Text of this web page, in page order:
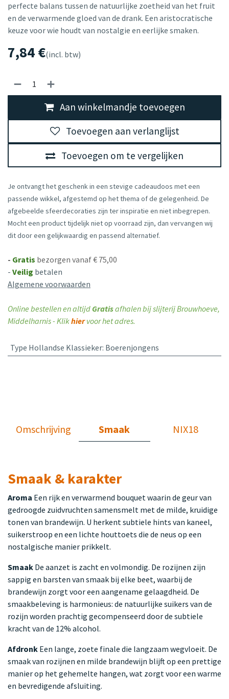
perfecte balans tussen de natuurlijke zoetheid van het fruit
en de verwarmende gloed van de drank. Een aristocratische
keuze voor wie houdt van nostalgie en eerlijke smaken.
7,84€(incl. btw)
Aan winkelmandje toevoegen
Toevoegen om te vergelijken
Toevoegen aan verlanglijst
Je ontvangt het geschenk in een stevige cadeaudoos met een
passende wikkel, afgestemd op het thema of de gelegenheid. De
afgebeelde sfeerdecoraties zijn ter inspiratie en niet inbegrepen.
Mocht een product tijdelijk niet op voorraad zijn, dan vervangen wij
dit door een gelijkwaardig en passend alternatief.
- Gratis bezorgen vanaf € 75,00
- Veilig betalen
Algemene voorwaarden
Online bestellen en altijd Gratisafhalen bij slijterij Brouwhoeve,
Middelharnis - Klikhiervoor het adres.
Type Hollandse Klassieker: Boerenjongens
Omschrijving Smaak NIX18
Smaak & karakter
Aroma Een rijk en verwarmend bouquet waarin de geur van
gedroogde zuidvruchten samensmelt met de milde, kruidige
tonen van brandewijn. U herkent subtiele hints van kaneel,
suikerstroop en een lichte houttoets die de neus op een
nostalgische manier prikkelt.
Smaak De aanzet is zacht en volmondig. De rozijnen zijn
sappig en barsten van smaak bij elke beet, waarbij de
brandewijn zorgt voor een aangename gelaagdheid. De
smaakbeleving is harmonieus: de natuurlijke suikers van de
rozijn worden prachtig gecompenseerd door de subtiele
kracht van de 12% alcohol.
Afdronk Een lange, zoete finale die langzaam wegvloeit. De
smaak van rozijnen en milde brandewijn blijft op een prettige
manier op het gehemelte hangen, wat zorgt voor een warme
en bevredigende afsluiting.